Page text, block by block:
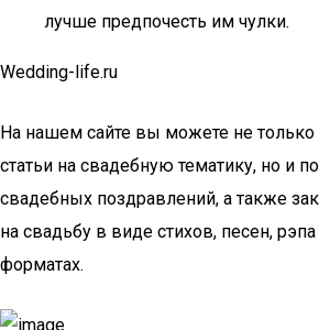
лучше предпочесть им чулки.
Wedding-life.ru
На нашем сайте вы можете не только
статьи на свадебную тематику, но и
свадебных поздравлений, а также
на свадьбу в виде стихов, песен,
форматах.